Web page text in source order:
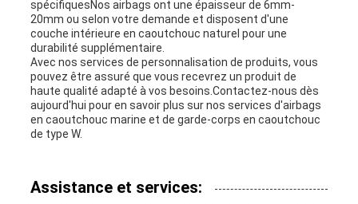
spécifiquesNos airbags ont une épaisseur de 6mm-
20mm ou selon votre demande et disposent d'une
couche intérieure en caoutchouc naturel pour une
durabilité supplémentaire.
Avec nos services de personnalisation de produits, vous
pouvez être assuré que vous recevrez un produit de
haute qualité adapté à vos besoins.Contactez-nous dès
aujourd'hui pour en savoir plus sur nos services d'airbags
en caoutchouc marine et de garde-corps en caoutchouc
de type W.
Assistance et services: